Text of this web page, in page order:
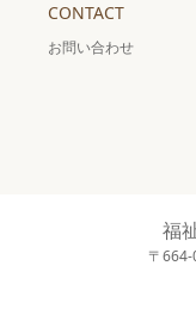
CONTACT
お問い合わせ
福
〒